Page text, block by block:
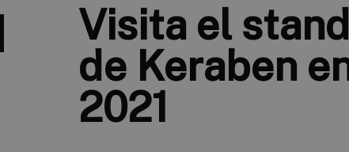
Visita el
de Keraben
2021